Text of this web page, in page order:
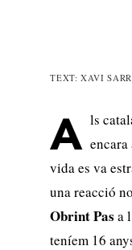
TEXT: XAVI
A ls
vida es va
una reacció
Obrint Pas a
teníem 16